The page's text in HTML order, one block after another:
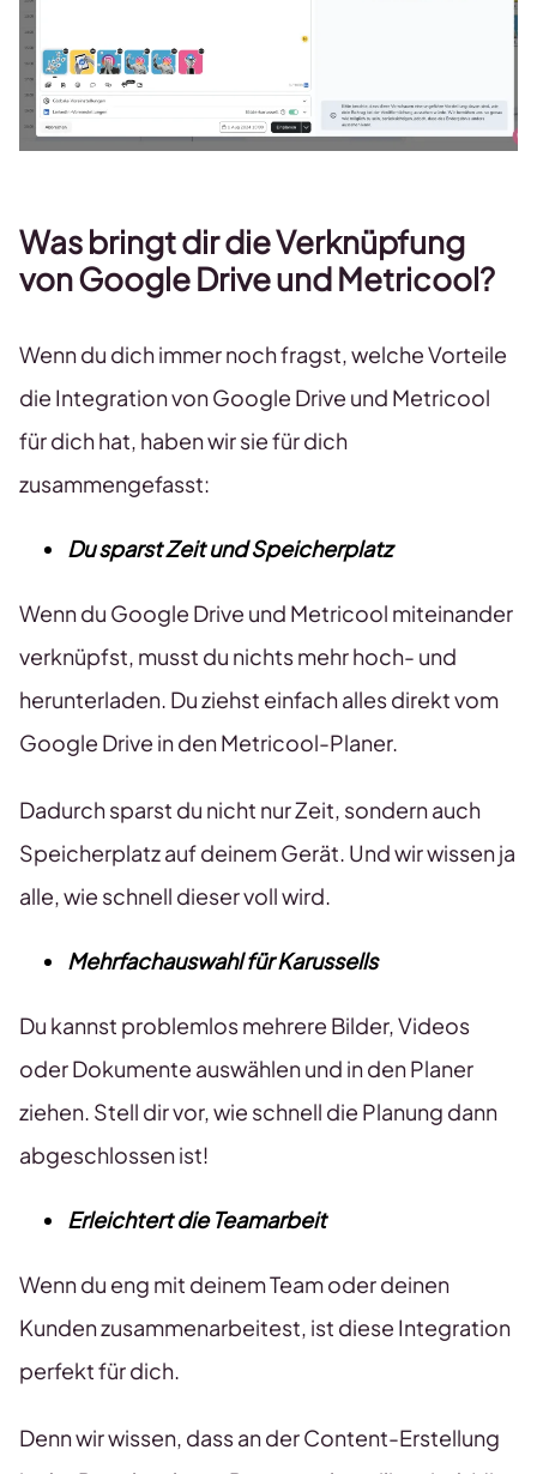
Was bringt dir die Verknüpfung
von Google Drive und Metricool?
Wenn du dich immer noch fragst, welche Vorteile
die Integration von Google Drive und Metricool
für dich hat, haben wir sie für dich
zusammengefasst:
Du sparst Zeit und Speicherplatz
Wenn du Google Drive und Metricool miteinander
verknüpfst, musst du nichts mehr hoch- und
herunterladen. Du ziehst einfach alles direkt vom
Google Drive in den Metricool-Planer.
Dadurch sparst du nicht nur Zeit, sondern auch
Speicherplatz auf deinem Gerät. Und wir wissen ja
alle, wie schnell dieser voll wird.
Mehrfachauswahl für Karussells
Du kannst problemlos mehrere Bilder, Videos
oder Dokumente auswählen und in den Planer
ziehen. Stell dir vor, wie schnell die Planung dann
abgeschlossen ist!
Erleichtert die Teamarbeit
Wenn du eng mit deinem Team oder deinen
Kunden zusammenarbeitest, ist diese Integration
perfekt für dich.
Denn wir wissen, dass an der Content-Erstellung